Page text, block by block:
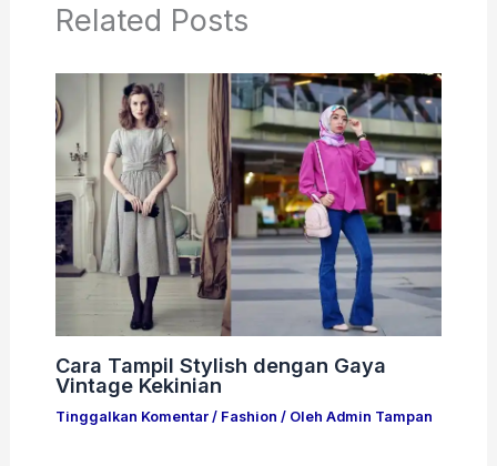
Related Posts
Cara Tampil Stylish dengan Gaya
Vintage Kekinian
Tinggalkan Komentar / Fashion / Oleh Admin Tampan